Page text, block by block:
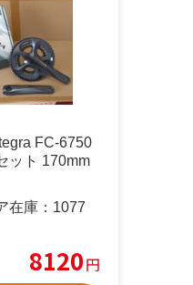
FC-6750
ット 170mm
在庫： 1077
8120円